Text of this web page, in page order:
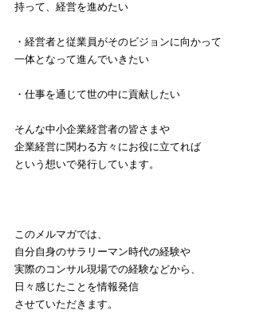
持って、経営を進めたい
・経営者と従業員がそのビジョンに向かって
一体となって進んでいきたい
・仕事を通じて世の中に貢献したい
そんな中小企業経営者の皆さまや
企業経営に関わる方々にお役に立てれば
という想いで発行しています。
このメルマガでは、
自分自身のサラリーマン時代の経験や
実際のコンサル現場での経験などから、
日々感じたことを情報発信
させていただきます。